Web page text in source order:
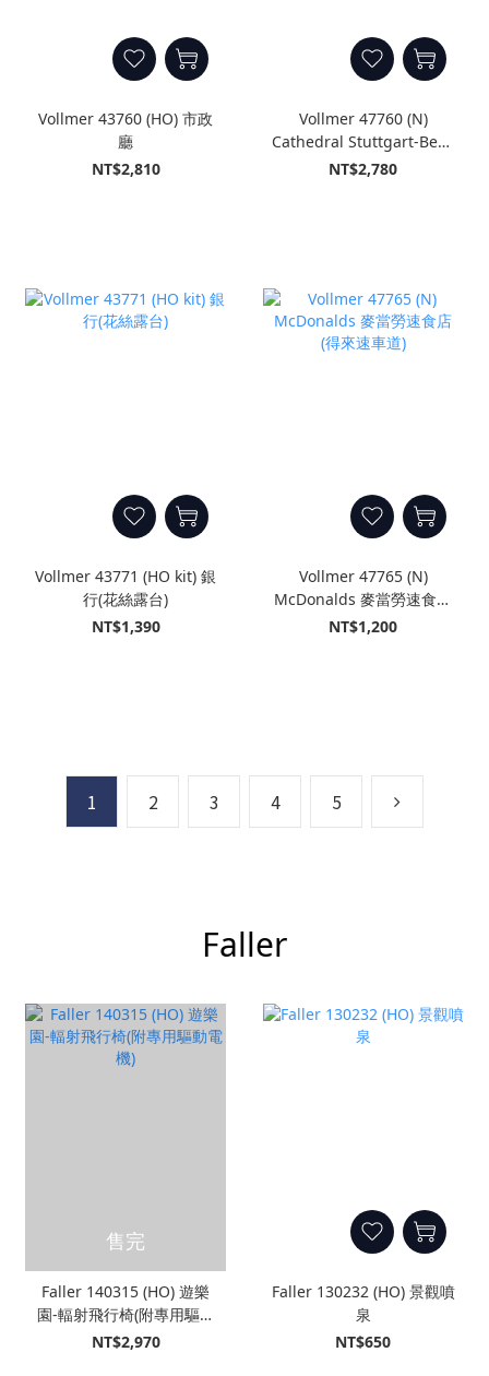
Vollmer 43760 (HO) 市政
廳
NT$2,810
Vollmer 47760 (N)
Cathedral Stuttgart-Berg
斯圖加特-伯格大教堂
NT$2,780
Vollmer 43771 (HO kit) 銀
行(花絲露台)
NT$1,390
Vollmer 47765 (N)
McDonalds 麥當勞速食店
(得來速車道)
NT$1,200
1 2 3 4 5
Faller
售完
Faller 140315 (HO) 遊樂
園-輻射飛行椅(附專用驅動
電機)
NT$2,970
Faller 130232 (HO) 景觀噴
泉
NT$650